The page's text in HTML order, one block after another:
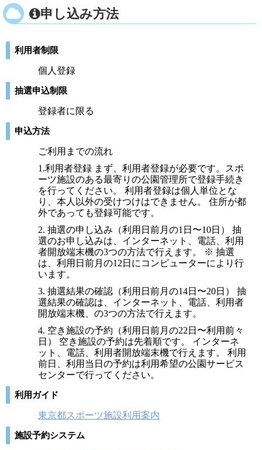
申し込み方法
利用者制限
個人登録
抽選申込制限
登録者に限る
申込方法
ご利用までの流れ
1.利用者登録 まず、利用者登録が必要です。スポ
ーツ施設のある最寄りの公園管理所で登録手続き
を行ってください。 利用者登録は個人単位とな
り、本人以外の受けつけはできません。 住所が都
外であっても登録可能です。
2. 抽選の申し込み（利用日前月の1日〜10日） 抽
選のお申し込みは、インターネット、電話、利用
者開放端末機の3つの方法で行えます。 ※ 抽選
は、利用日前月の12日にコンピューターにより行
います。
3. 抽選結果の確認（利用日前月の14日〜20日） 抽
選結果の確認は、インターネット、電話、利用者
開放端末機、の3つの方法で行えます。
4. 空き施設の予約（利用日前月の22日〜利用前々
日） 空き施設の予約は先着順です。 インターネ
ット、電話、利用者開放端末機で行えます。 利用
前日、利用当日の予約は利用希望の公園サービス
センターで行ってください。
利用ガイド
東京都スポーツ施設利用案内
施設予約システム